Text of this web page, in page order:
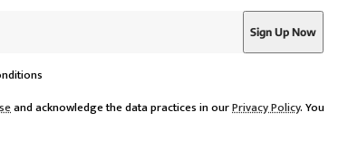
and acknowledge the data practices in ourPrivacy Policy. You